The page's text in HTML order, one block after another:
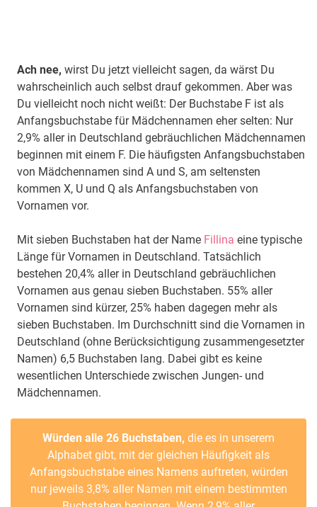
Ach nee, wirst Du jetzt vielleicht sagen, da wärst Du
wahrscheinlich auch selbst drauf gekommen. Aber was
Du vielleicht noch nicht weißt: Der Buchstabe F ist als
Anfangsbuchstabe für Mädchennamen eher selten: Nur
2,9% aller in Deutschland gebräuchlichen Mädchennamen
beginnen mit einem F. Die häufigsten Anfangsbuchstaben
von Mädchennamen sind A und S, am seltensten
kommen X, U und Q als Anfangsbuchstaben von
Vornamen vor.
Mit sieben Buchstaben hat der Name Fillina eine typische
Länge für Vornamen in Deutschland. Tatsächlich
bestehen 20,4% aller in Deutschland gebräuchlichen
Vornamen aus genau sieben Buchstaben. 55% aller
Vornamen sind kürzer, 25% haben dagegen mehr als
sieben Buchstaben. Im Durchschnitt sind die Vornamen in
Deutschland (ohne Berücksichtigung zusammengesetzter
Namen) 6,5 Buchstaben lang. Dabei gibt es keine
wesentlichen Unterschiede zwischen Jungen- und
Mädchennamen.
Würden alle 26 Buchstaben, die es in unserem
Alphabet gibt, mit der gleichen Häufigkeit als
Anfangsbuchstabe eines Namens auftreten, würden
nur jeweils 3,8% aller Namen mit einem bestimmten